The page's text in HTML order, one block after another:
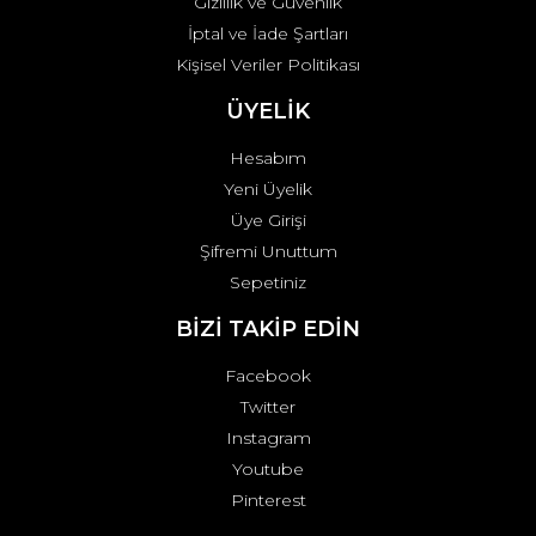
İptal ve İade Şartları
Kişisel Veriler Politikası
ÜYELİK
Hesabım
Yeni Üyelik
Üye Girişi
Şifremi Unuttum
Sepetiniz
BİZİ TAKİP EDİN
Facebook
Twitter
Instagram
Youtube
Pinterest